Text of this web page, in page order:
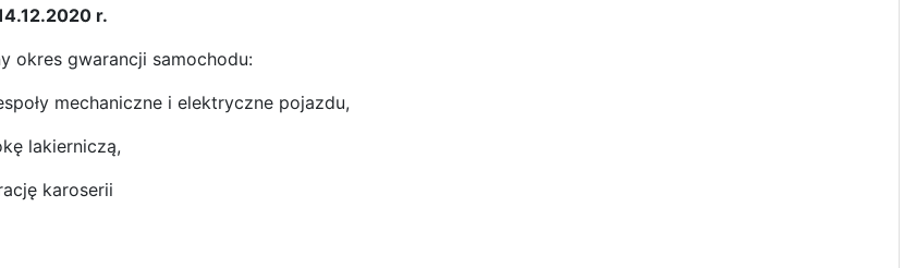
.2020 r.
okres gwarancji samochodu:
mechaniczne i elektryczne pojazdu,
lakierniczą,
karoserii